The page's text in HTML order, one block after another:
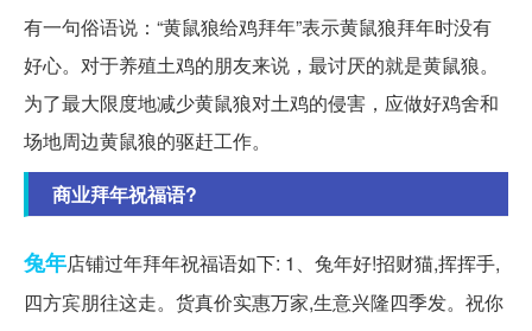
有一句俗语说：“黄鼠狼给鸡拜年”表示黄鼠狼拜年时没有
好心。对于养殖土鸡的朋友来说，最讨厌的就是黄鼠狼。
为了最大限度地减少黄鼠狼对土鸡的侵害，应做好鸡舍和
场地周边黄鼠狼的驱赶工作。
商业拜年祝福语?
兔年店铺过年拜年祝福语如下: 1、兔年好!招财猫,挥挥手,
四方宾朋往这走。货真价实惠万家,生意兴隆四季发。祝你